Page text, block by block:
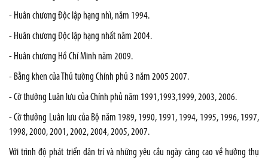
- Huân chương Độc lập hạng nhì, năm 1994.
- Huân chương Độc lập hạng nhất năm 2004.
- Huân chương Hồ Chí Minh năm 2009.
- Bằng khen của Thủ tường Chính phủ 3 năm 2005 2007.
- Cờ thưởng Luân lưu của Chính phủ năm 1991,1993,1999, 2003, 2006.
- Cờ thưởng Luân lưu của Bộ năm 1989, 1990, 1991, 1994, 1995, 1996, 1997,
1998, 2000, 2001, 2002, 2004, 2005, 2007.
Với trình độ phát triển dân trí và những yêu cầu ngày càng cao về hưởng thụ